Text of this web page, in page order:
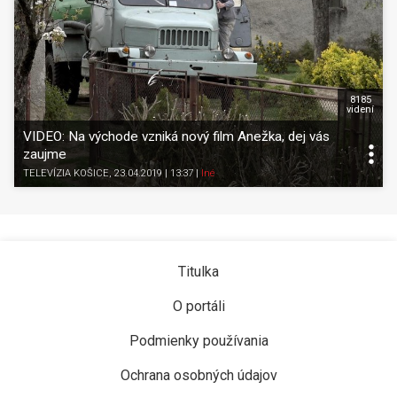
VIDEO: Na východe vzniká nový film Anežka, dej vás
zaujme
TELEVÍZIA KOŠICE, 23.04.2019 | 13:37 Iné
8185
videní
Titulka
O portáli
Podmienky používania
Ochrana osobných údajov